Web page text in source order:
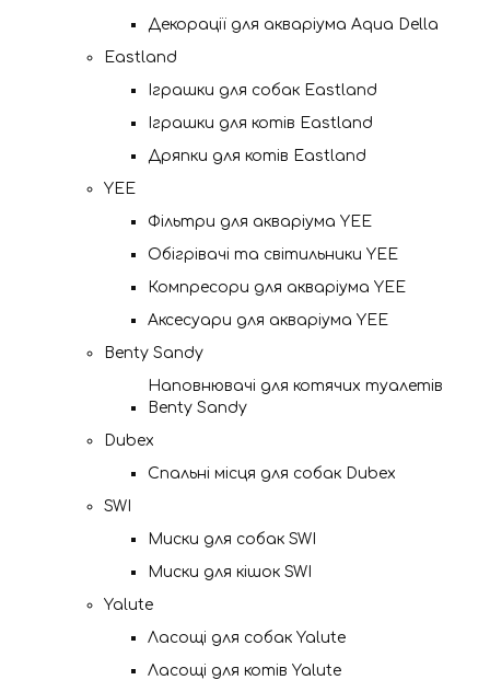
Декорації для акваріума Aqua Della
Eastland
Іграшки для собак Eastland
Іграшки для котів Eastland
Дряпки для котів Eastland
YEE
Фільтри для акваріума YEE
Обігрівачі та світильники YEE
Компресори для акваріума YEE
Аксесуари для акваріума YEE
Benty Sandy
Наповнювачі для котячих туалетів
Benty Sandy
Dubex
Спальні місця для собак Dubex
SWI
Миски для собак SWI
Миски для кішок SWI
Yalute
Ласощі для собак Yalute
Ласощі для котів Yalute